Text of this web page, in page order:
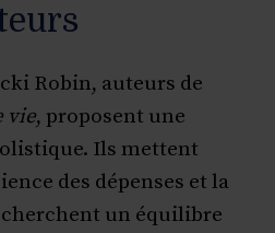
Robin, auteurs de
vie, proposent une
Ils mettent
des dépenses et la
un équilibre